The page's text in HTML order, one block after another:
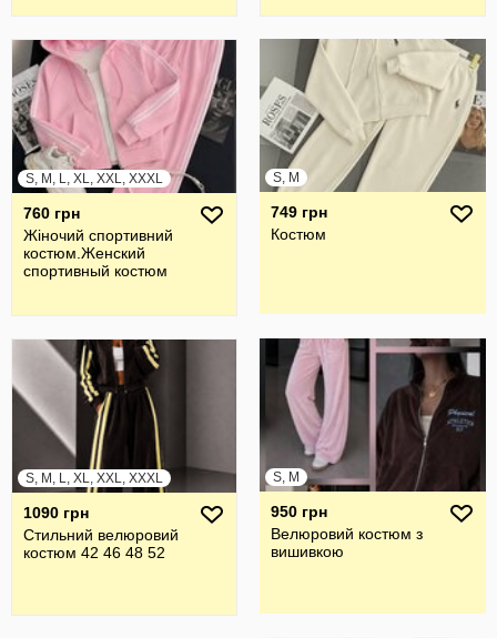
S, M, L, XL, XXL, XXXL
760 грн
Жiночий спортивний
костюм.Женский
спортивный костюм
S, M
749 грн
Костюм
S, M, L, XL, XXL, XXXL
1090 грн
Стильний велюровий
костюм 42 46 48 52
S, M
950 грн
Велюровий костюм з
вишивкою